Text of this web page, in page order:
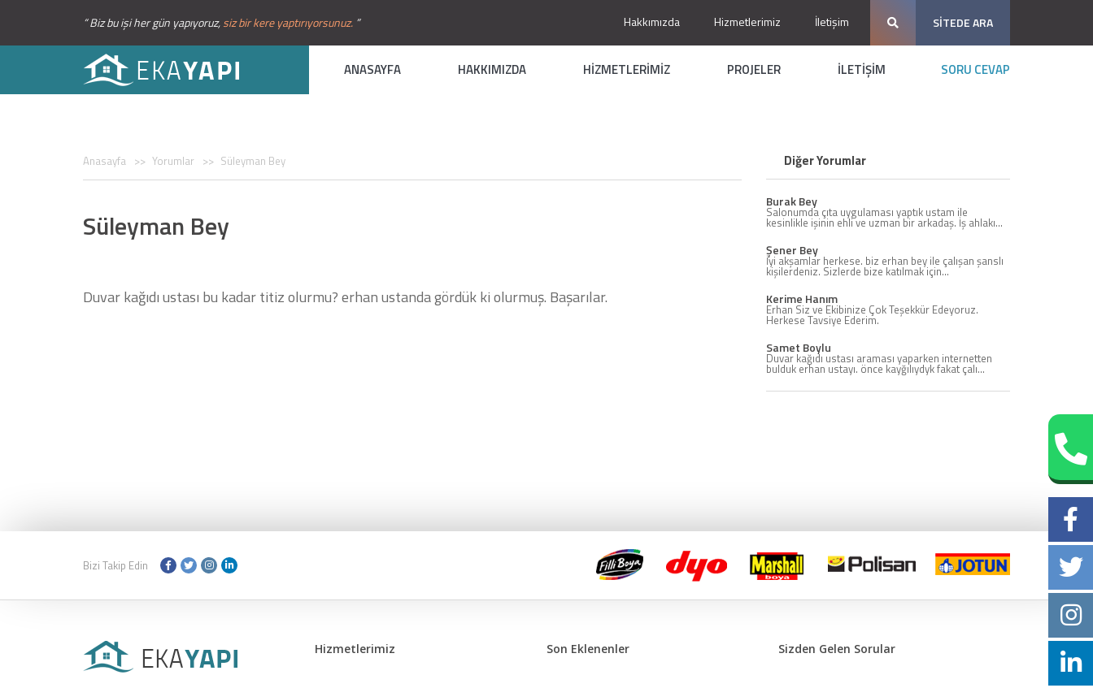
“ Biz bu işi her gün yapıyoruz,siz bir kere yaptırıyorsunuz. ” SİTEDE ARA
Hakkımızda Hizmetlerimiz İletişim
ANASAYFA HAKKIMIZDA HİZMETLERİMİZ PROJELER İLETİŞİM SORU CEVAP
Anasayfa Yorumlar Süleyman Bey
Süleyman Bey
Duvar kağıdı ustası bu kadar titiz olurmu? erhan ustanda gördük ki olurmuş. Başarılar.
Diğer Yorumlar
Burak Bey
Salonumda çıta uygulaması yaptık ustam ile
kesinlikle işinin ehli ve uzman bir arkadaş. İş ahlakı...
Şener Bey
İyi akşamlar herkese. biz erhan bey ile çalışan şanslı
kişilerdeniz. Sizlerde bize katılmak için...
Kerime Hanım
Erhan Siz ve Ekibinize Çok Teşekkür Edeyoruz.
Herkese Tavsiye Ederim.
Samet Boylu
Duvar kağıdı ustası araması yaparken internetten
bulduk erhan ustayı. önce kayğılıydyk fakat çalı...
Bizi Takip Edin
Sizden Gelen Sorular
Son Eklenenler
Hizmetlerimiz